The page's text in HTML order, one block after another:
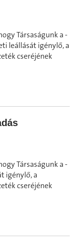
Társaságunk a -
leállását igénylő, a
cseréjének
Társaságunk a -
igénylő, a
cseréjének